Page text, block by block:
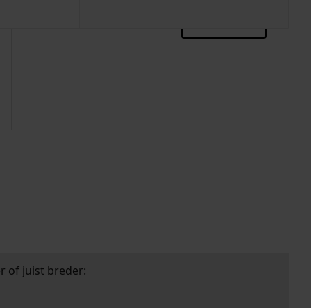
of juist breder: